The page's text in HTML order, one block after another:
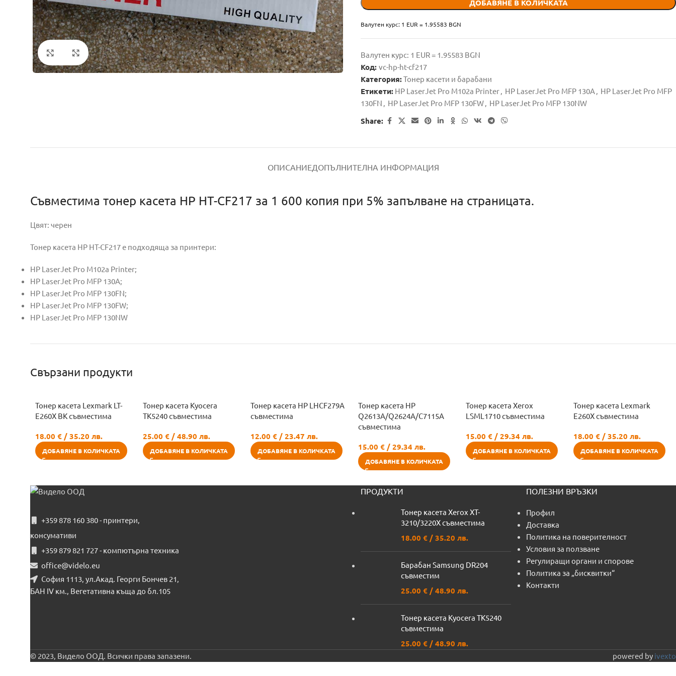
Кликнете за уголемяване
ДОБАВЯНЕ В КОЛИЧКАТА
Валутен курс: 1 EUR = 1.95583 BGN
Валутен курс: 1 EUR = 1.95583 BGN
Код: vc-hp-ht-cf217
Категория:Тонер касети и барабани
Етикети: HP LaserJet Pro M102a Printer, HP LaserJet Pro MFP 130A, HP LaserJet Pro MFP
130FN , HP LaserJet Pro MFP 130FW, HP LaserJet Pro MFP 130NW
Share:
ОПИСАНИЕДОПЪЛНИТЕЛНА ИНФОРМАЦИЯ
Съвместима тонер касета HP HT-CF217 за 1 600 копия при 5% запълване на страницата.
Цвят: черен
Тонер касета HP HT-CF217 е подходяща за принтери:
HP LaserJet Pro M102a Printer;
HP LaserJet Pro MFP 130A;
HP LaserJet Pro MFP 130FN;
HP LaserJet Pro MFP 130FW;
HP LaserJet Pro MFP 130NW
Свързани продукти
Тонер касета Lexmark LT-
E260X BK съвместима
18.00 € / 35.20 лв.
ДОБАВЯНЕ В КОЛИЧКАТА
Тонер касета Kyocera
TK5240 съвместима
25.00 € / 48.90 лв.
ДОБАВЯНЕ В КОЛИЧКАТА
Тонер касета HP LHCF279A
съвместима
12.00 € / 23.47 лв.
ДОБАВЯНЕ В КОЛИЧКАТА
Тонер касета HP
Q2613A/Q2624A/C7115A
съвместима
15.00 € / 29.34 лв.
ДОБАВЯНЕ В КОЛИЧКАТА
Тонер касета Xerox
LSML1710 съвместима
15.00 € / 29.34 лв.
ДОБАВЯНЕ В КОЛИЧКАТА
Тонер касета Lexmark
E260X съвместима
18.00 € / 35.20 лв.
ДОБАВЯНЕ В КОЛИЧКАТА
+359 878 160 380 - принтери,
консумативи
+359 879 821 727 - компютърна техника
office@videlo.eu
София 1113, ул.Акад. Георги Бончев 21,
БАН IV км., Вегетативна къща до бл.105
ПРОДУКТИ
Тонер касета Xerox XT-
3210/3220X съвместима
18.00 € / 35.20 лв.
Барабан Samsung DR204
съвместим
25.00 € / 48.90 лв.
Тонер касета Kyocera TK5240
съвместима
25.00 € / 48.90 лв.
ПОЛЕЗНИ ВРЪЗКИ
Профил
Доставка
Политика на поверителност
Условия за ползване
Регулиращи органи и спорове
Политика за „бисквитки“
Контакти
© 2023, Видело ООД. Всички права запазени. powered by ivexto